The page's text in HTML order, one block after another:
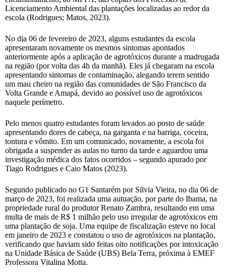
Licenciamento Ambiental das plantações localizadas ao redor da
escola (Rodrigues; Matos, 2023).
No dia 06 de fevereiro de 2023, alguns estudantes da escola
apresentaram novamente os mesmos sintomas apontados
anteriormente após a aplicação de agrotóxicos durante a madrugada
na região (por volta das 4h da manhã). Eles já chegaram na escola
apresentando sintomas de contaminação, alegando terem sentido
um mau cheiro na região das comunidades de São Francisco da
Volta Grande e Amapá, devido ao possível uso de agrotóxicos
naquele perímetro.
Pelo menos quatro estudantes foram levados ao posto de saúde
apresentando dores de cabeça, na garganta e na barriga, coceira,
tontura e vômito. Em um comunicado, novamente, a escola foi
obrigada a suspender as aulas no turno da tarde e aguardou uma
investigação médica dos fatos ocorridos – segundo apurado por
Tiago Rodrigues e Caio Matos (2023).
Segundo publicado no G1 Santarém por Sílvia Vieira, no dia 06 de
março de 2023, foi realizada uma autuação, por parte do Ibama, na
propriedade rural do produtor Renato Zambra, resultando em uma
multa de mais de R$ 1 milhão pelo uso irregular de agrotóxicos em
uma plantação de soja. Uma equipe de fiscalização esteve no local
em janeiro de 2023 e constatou o uso de agrotóxicos na plantação,
verificando que haviam sido feitas oito notificações por intoxicação
na Unidade Básica de Saúde (UBS) Bela Terra, próxima à EMEF
Professora Vitalina Motta.